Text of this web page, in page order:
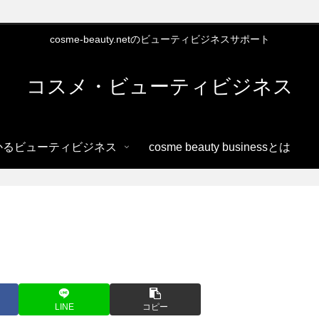
cosme-beauty.netのビューティビジネスサポート
コスメ・ビューティビジネス
ビューティビジネス cosme beauty businessとは
LINE コピー